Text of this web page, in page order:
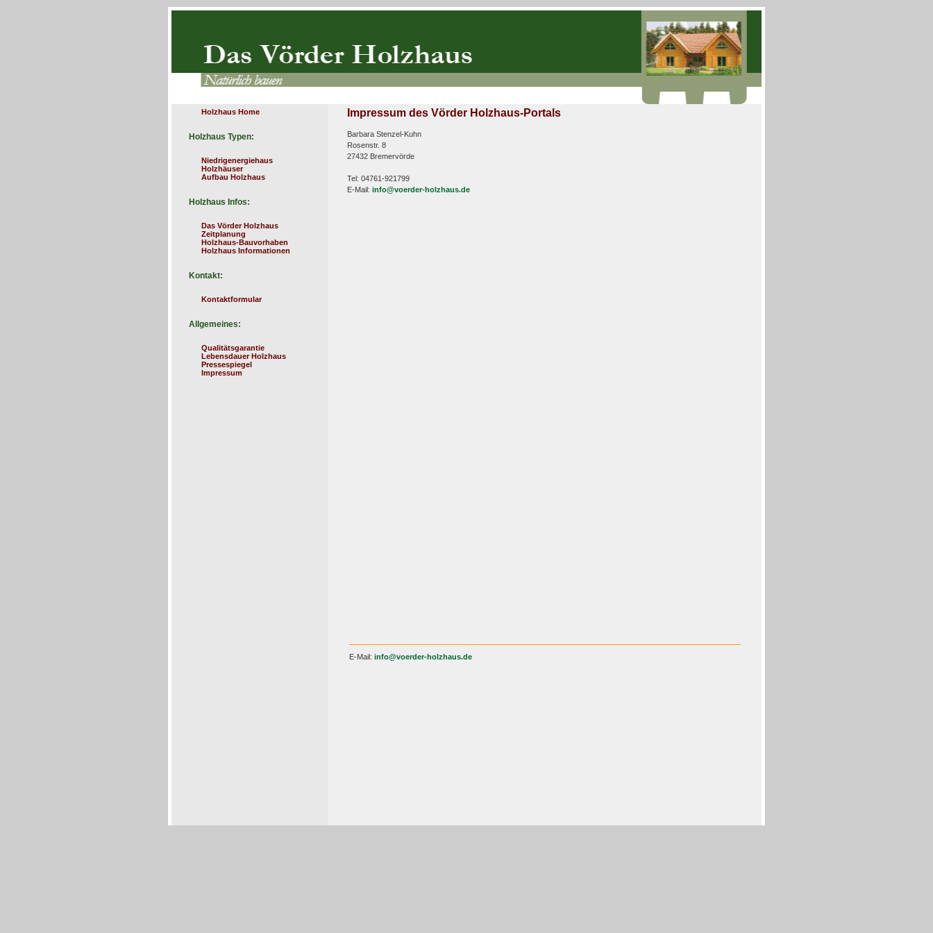
Holzhaus Home
Holzhaus Typen:
Niedrigenergiehaus
Holzhäuser
Aufbau Holzhaus
Holzhaus Infos:
Das Vörder Holzhaus
Zeitplanung
Holzhaus-Bauvorhaben
Holzhaus Informationen
Kontakt:
Kontaktformular
Allgemeines:
Qualitätsgarantie
Lebensdauer Holzhaus
Pressespiegel
Impressum
Impressum des Vörder Holzhaus-Portals
Barbara Stenzel-Kuhn
Rosenstr. 8
27432 Bremervörde
Tel: 04761-921799
E-Mail: info@voerder-holzhaus.de
E-Mail: info@voerder-holzhaus.de